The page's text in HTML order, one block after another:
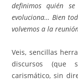
definimos quién
evoluciona… Bien
volvemos a la
Veis, sencillas
discursos (que
carismático, sin